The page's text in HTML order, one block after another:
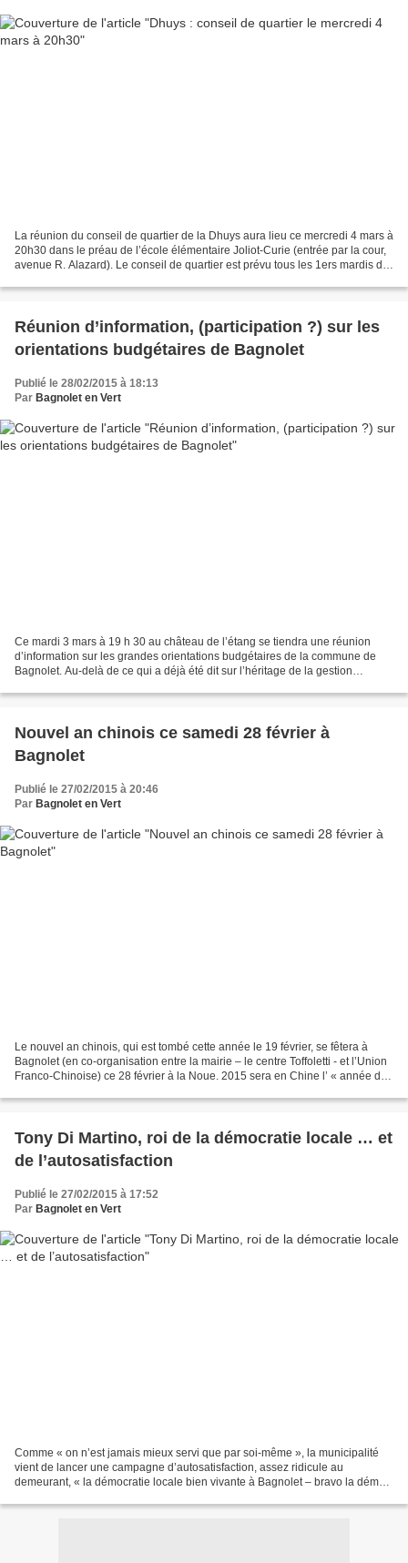
La réunion du conseil de quartier de la Dhuys aura lieu ce mercredi 4 mars à
20h30 dans le préau de l’école élémentaire Joliot-Curie (entrée par la cour,
avenue R. Alazard). Le conseil de quartier est prévu tous les 1ers mardis de
Réunion d’information, (participation ?) sur les
orientations budgétaires de Bagnolet
Publié le 28/02/2015 à 18:13
Par Bagnolet en Vert
Ce mardi 3 mars à 19 h 30 au château de l’étang se tiendra une réunion
d’information sur les grandes orientations budgétaires de la commune de
Bagnolet. Au-delà de ce qui a déjà été dit sur l’héritage de la gestion
Nouvel an chinois ce samedi 28 février à
Bagnolet
Publié le 27/02/2015 à 20:46
Par Bagnolet en Vert
Le nouvel an chinois, qui est tombé cette année le 19 février, se fêtera à
Bagnolet (en co-organisation entre la mairie – le centre Toffoletti - et l’Union
Franco-Chinoise) ce 28 février à la Noue. 2015 sera en Chine l’ « année de
Tony Di Martino, roi de la démocratie locale … et
de l’autosatisfaction
Publié le 27/02/2015 à 17:52
Par Bagnolet en Vert
Comme « on n’est jamais mieux servi que par soi-même », la municipalité
vient de lancer une campagne d’autosatisfaction, assez ridicule au
demeurant, « la démocratie locale bien vivante à Bagnolet – bravo la démo